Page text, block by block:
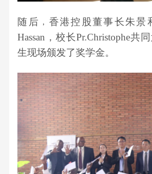
随后 ， 香港控股董事长朱景
Hassan ，校长Pr.Christophe共
生现场颁发了奖学金。